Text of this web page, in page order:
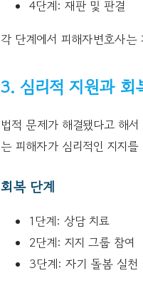
4단계: 재판 및 판결
각 단계에서 피해자변호사
3. 심리적 지원과 회
법적 문제가 해결됐다고 해
는 피해자가 심리적인 지지
회복 단계
1단계: 상담 치료
2단계: 지지 그룹 참여
3단계: 자기 돌봄 실천